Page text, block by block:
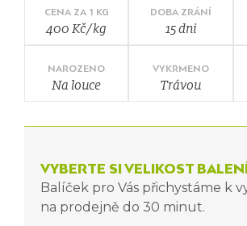
CENA ZA 1 KG
400 Kč/kg
DOBA ZRÁNÍ
15 dni
NAROZENO
Na louce
VYKRMENO
Trávou
VYBERTE SI VELIKOST
Balíček pro Vás přichystáme k
na prodejně do 30 minut.